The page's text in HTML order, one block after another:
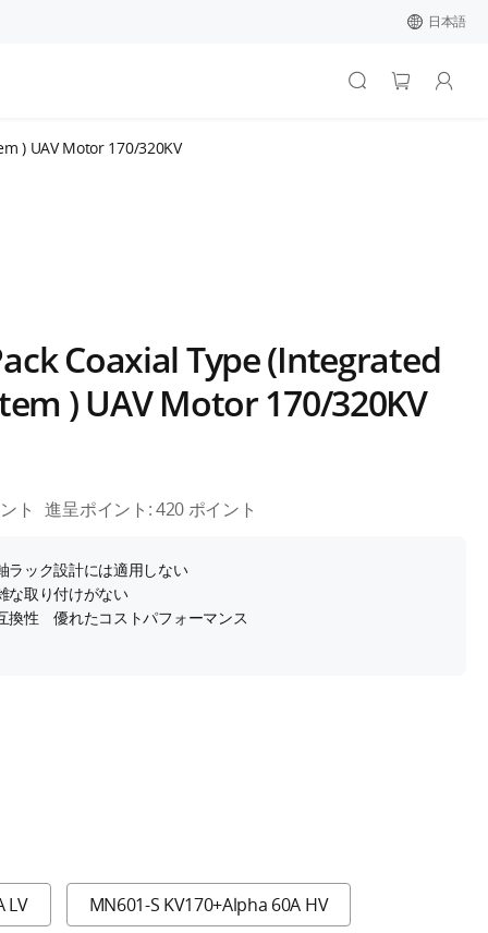
日本語
) UAV Motor 170/320KV
Coaxial Type (Integrated
) UAV Motor 170/320KV
ト 進呈ポイント:420ポイント
ラック設計には適用しない
な取り付けがない
換性 優れたコストパフォーマンス
LV MN601-S KV170+Alpha 60A HV